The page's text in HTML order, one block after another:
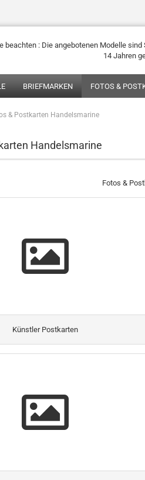
beachten : Die angebotenen Modelle
14 Jahren
BRIEFMARKEN FOTOS &
& Postkarten Handelsmarine
Handelsmarine
Fotos &
Künstler Postkarten